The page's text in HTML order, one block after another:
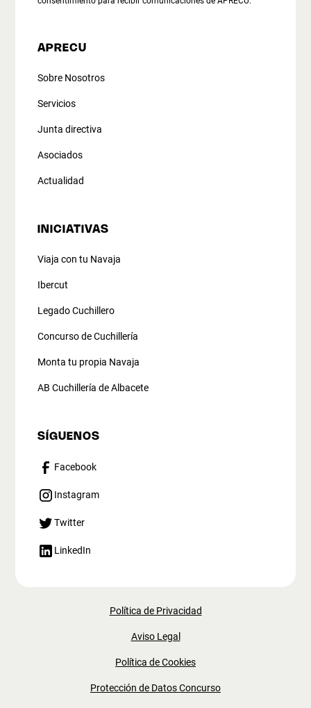
APRECU
Sobre Nosotros
Servicios
Junta directiva
Asociados
Actualidad
INICIATIVAS
Viaja con tu Navaja
Ibercut
Legado Cuchillero
Concurso de Cuchillería
Monta tu propia Navaja
AB Cuchillería de Albacete
SÍGUENOS
Facebook
Instagram
Twitter
LinkedIn
Política de Privacidad
Aviso Legal
Política de Cookies
Protección de Datos Concurso